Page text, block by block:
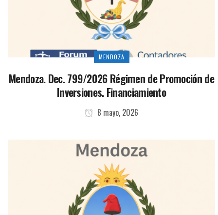
MENDOZA
Mendoza. Dec. 799/2026 Régimen de Promoción de
Inversiones. Financiamiento
8 mayo, 2026